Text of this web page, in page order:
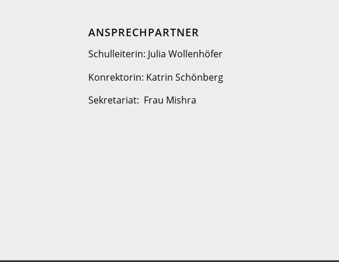
ANSPRECHPARTNER
Schulleiterin: Julia Wollenhöfer
Konrektorin: Katrin Schönberg
Sekretariat: Frau Mishra